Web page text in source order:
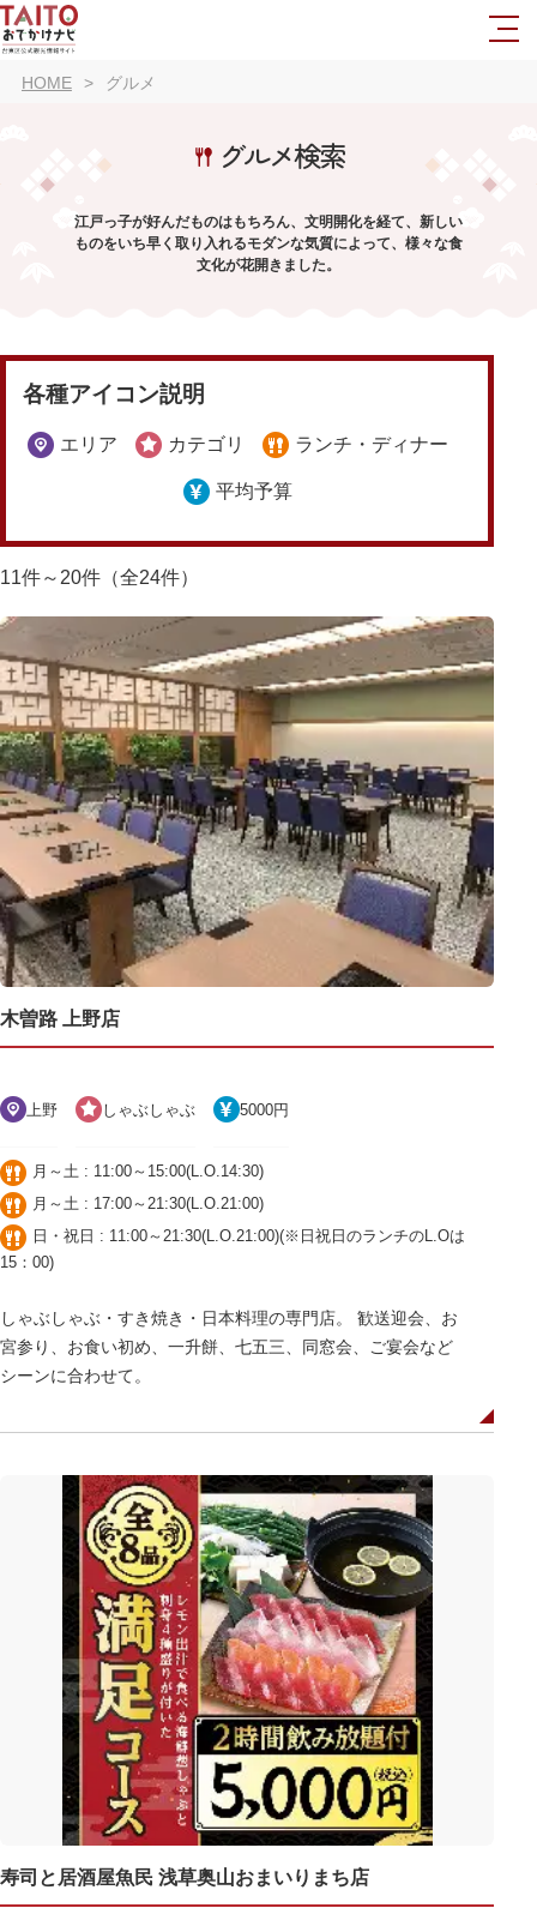
HOME グルメ
グルメ検索
江戸っ子が好んだものはもちろん、文明開化を経て、新しい
ものをいち早く取り入れるモダンな気質によって、様々な食
文化が花開きました。
各種アイコン説明
エリア カテゴリ ランチ・ディナー
平均予算
11件～20件（全24件）
木曽路 上野店
上野 しゃぶしゃぶ 5000円
月～土 : 11:00～15:00(L.O.14:30)
月～土 : 17:00～21:30(L.O.21:00)
日・祝日 : 11:00～21:30(L.O.21:00)(※日祝日のランチのL.Oは
15：00)
しゃぶしゃぶ・すき焼き・日本料理の専門店。 歓送迎会、お
宮参り、お食い初め、一升餅、七五三、同窓会、ご宴会など
シーンに合わせて。
寿司と居酒屋魚民 浅草奥山おまいりまち店